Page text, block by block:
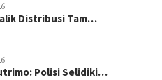
Distribusi Tam…
Polisi Selidiki…